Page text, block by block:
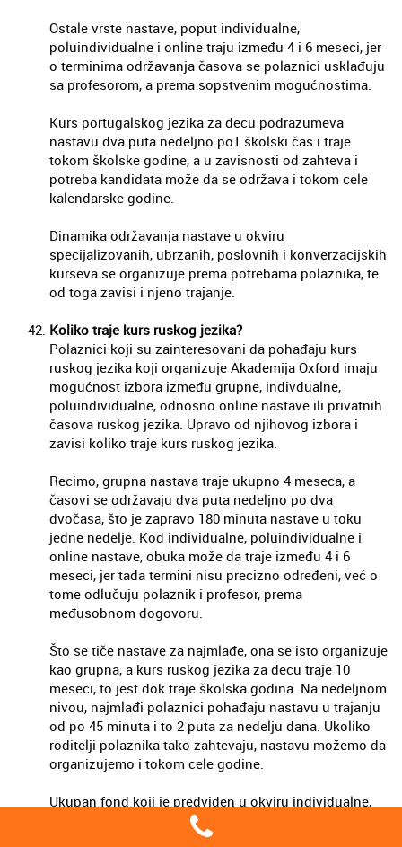
Ostale vrste nastave, poput individualne,
poluindividualne i online traju između 4 i 6 meseci, jer
o terminima održavanja časova se polaznici usklađuju
sa profesorom, a prema sopstvenim mogućnostima.
Kurs portugalskog jezika za decu podrazumeva
nastavu dva puta nedeljno po1 školski čas i traje
tokom školske godine, a u zavisnosti od zahteva i
potreba kandidata može da se održava i tokom cele
kalendarske godine.
Dinamika održavanja nastave u okviru
specijalizovanih, ubrzanih, poslovnih i konverzacijskih
kurseva se organizuje prema potrebama polaznika, te
od toga zavisi i njeno trajanje.
Koliko traje kurs ruskog jezika?
Polaznici koji su zainteresovani da pohađaju kurs
ruskog jezika koji organizuje Akademija Oxford imaju
mogućnost izbora između grupne, indivdualne,
poluindividualne, odnosno online nastave ili privatnih
časova ruskog jezika. Upravo od njihovog izbora i
zavisi koliko traje kurs ruskog jezika.
Recimo, grupna nastava traje ukupno 4 meseca, a
časovi se održavaju dva puta nedeljno po dva
dvočasa, što je zapravo 180 minuta nastave u toku
jedne nedelje. Kod individualne, poluindividualne i
online nastave, obuka može da traje između 4 i 6
meseci, jer tada termini nisu precizno određeni, već o
tome odlučuju polaznik i profesor, prema
međusobnom dogovoru.
Što se tiče nastave za najmlađe, ona se isto organizuje
kao grupna, a kurs ruskog jezika za decu traje 10
meseci, to jest dok traje školska godina. Na nedeljnom
nivou, najmlađi polaznici pohađaju nastavu u trajanju
od po 45 minuta i to 2 puta za nedelju dana. Ukoliko
roditelji polaznika tako zahtevaju, nastavu možemo da
organizujemo i tokom cele godine.
Ukupan fond koji je predviđen u okviru individualne,
poluindividualne, odnosno online nastave je 50
časova, to jest 25 dvočasa.